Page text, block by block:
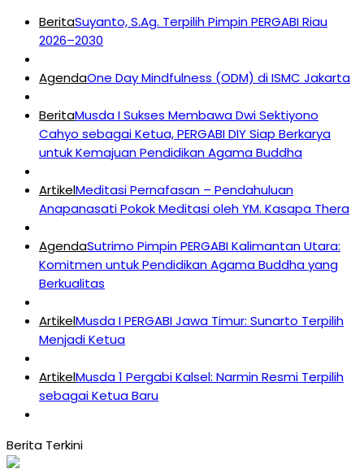
BeritaSuyanto, S.Ag. Terpilih Pimpin PERGABI Riau
2026–2030
AgendaOne Day Mindfulness (ODM) di ISMC Jakarta
BeritaMusda I Sukses Membawa Dwi Sektiyono
Cahyo sebagai Ketua, PERGABI DIY Siap Berkarya
untuk Kemajuan Pendidikan Agama Buddha
ArtikelMeditasi Pernafasan – Pendahuluan
Anapanasati Pokok Meditasi oleh YM. Kasapa Thera
AgendaSutrimo Pimpin PERGABI Kalimantan Utara:
Komitmen untuk Pendidikan Agama Buddha yang
Berkualitas
ArtikelMusda I PERGABI Jawa Timur: Sunarto Terpilih
Menjadi Ketua
ArtikelMusda 1 Pergabi Kalsel: Narmin Resmi Terpilih
sebagai Ketua Baru